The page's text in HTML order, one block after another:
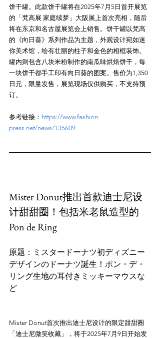
饼干罐。此款饼干罐将在2025年7月5日首开展览
的「梵高展 家庭续梦」大阪展上首次亮相，随后
将在东京和名古屋展览会上销售。饼干罐以梵高
的《向日葵》系列作品为主题，外观设计宛如迷
你美术馆，绘有壮丽的柱子和金色的相框装饰。
罐内则包含八块米粉制作的南瓜味烘焙饼干，每
一块饼干都手工印有向日葵的图案。售价为1,350
日元，限量发售，展览现场仅供购买，不支持预
参考链接： https://www.fashion-
press.net/news/135609
Mister Donut推出首款迪士尼设
计甜甜圈！包括米老鼠造型的
Pon de Ring
原题：ミスタードーナツ初ディズニー
デザインのドーナツ誕生！ポン・デ・
リング生地の耳付きミッキーマウスな
Mister Donut首次推出迪士尼设计的限定甜甜圈
「迪士尼微笑收藏」，将于2025年7月9日开始发